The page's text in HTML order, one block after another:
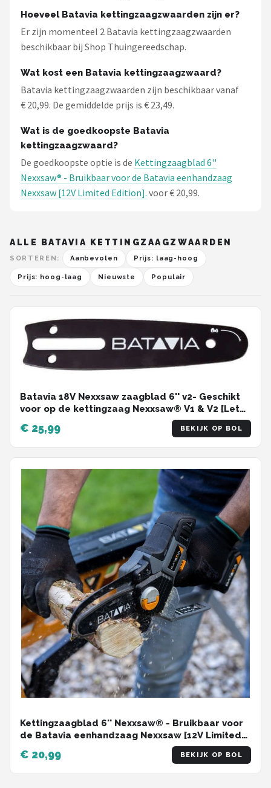
Hoeveel Batavia kettingzaagzwaarden zijn er?
Er zijn momenteel 2 Batavia kettingzaagzwaarden
beschikbaar bij Shop Thuingereedschap.
Wat kost een Batavia kettingzaagzwaard?
Batavia kettingzaagzwaarden zijn beschikbaar vanaf
€ 20,99. De gemiddelde prijs is € 23,49.
Wat is de goedkoopste Batavia
kettingzaagzwaard?
De goedkoopste optie is de Kettingzaagblad 6''
Nexxsaw® - Bruikbaar voor de Batavia eenhandzaag
Nexxsaw [12V Limited Edition]. voor € 20,99.
ALLE BATAVIA KETTINGZAAGZWAARDEN
SORTEREN: Aanbevolen Prijs: laag-hoog
Prijs: hoog-laag Nieuwste Populair
Batavia 18V Nexxsaw zaagblad 6'' v2- Geschikt
voor op de kettingzaag Nexxsaw® V1 & V2 [Let
op: niet van toepassing op Nexxsaw® V3]
€ 25,99 BEKIJK OP BOL
Kettingzaagblad 6'' Nexxsaw® - Bruikbaar voor
de Batavia eenhandzaag Nexxsaw [12V Limited
€ 20,99 BEKIJK OP BOL